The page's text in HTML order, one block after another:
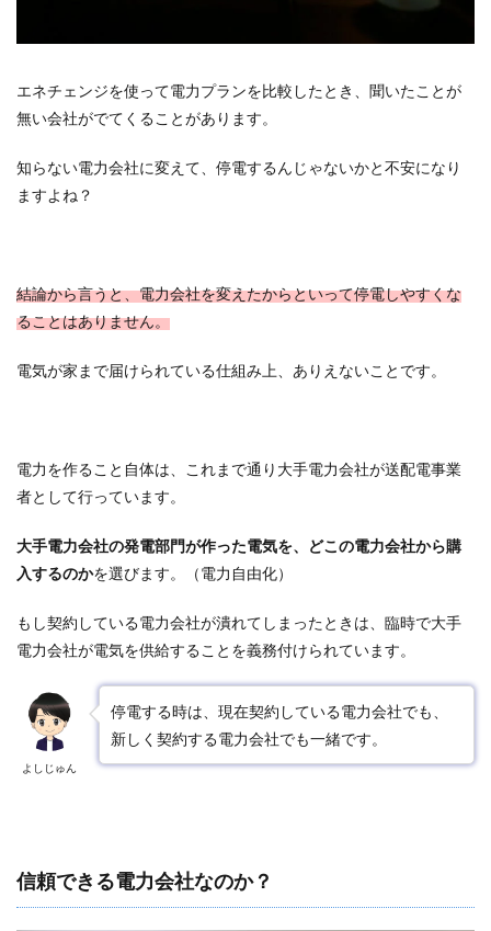
エネチェンジを使って電力プランを比較したとき、聞いたことが
無い会社がでてくることがあります。
知らない電力会社に変えて、停電するんじゃないかと不安になり
ますよね？
結論から言うと、電力会社を変えたからといって停電しやすくな
ることはありません。
電気が家まで届けられている仕組み上、ありえないことです。
電力を作ること自体は、これまで通り大手電力会社が送配電事業
者として行っています。
大手電力会社の発電部門が作った電気を、どこの電力会社から購
入するのかを選びます。（電力自由化）
もし契約している電力会社が潰れてしまったときは、臨時で大手
電力会社が電気を供給することを義務付けられています。
よしじゅん
停電する時は、現在契約している電力会社でも、
新しく契約する電力会社でも一緒です。
信頼できる電力会社なのか？